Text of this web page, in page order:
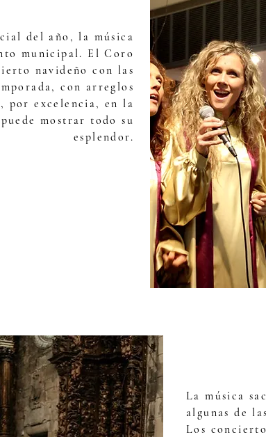
del año, la música
municipal. El Coro
navideño con las
con arreglos
por excelencia, en la
mostrar todo su
esplendor.
La música
algunas de
Los